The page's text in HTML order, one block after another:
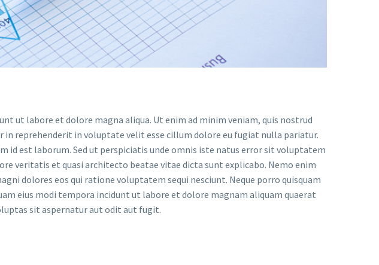
ut labore et dolore magna aliqua. Ut enim ad minim veniam, quis nostrud
reprehenderit in voluptate velit esse cillum dolore eu fugiat nulla pariatur.
id est laborum. Sed ut perspiciatis unde omnis iste natus error sit voluptatem
veritatis et quasi architecto beatae vitae dicta sunt explicabo. Nemo enim
dolores eos qui ratione voluptatem sequi nesciunt. Neque porro quisquam
eius modi tempora incidunt ut labore et dolore magnam aliquam quaerat
sit aspernatur aut odit aut fugit.